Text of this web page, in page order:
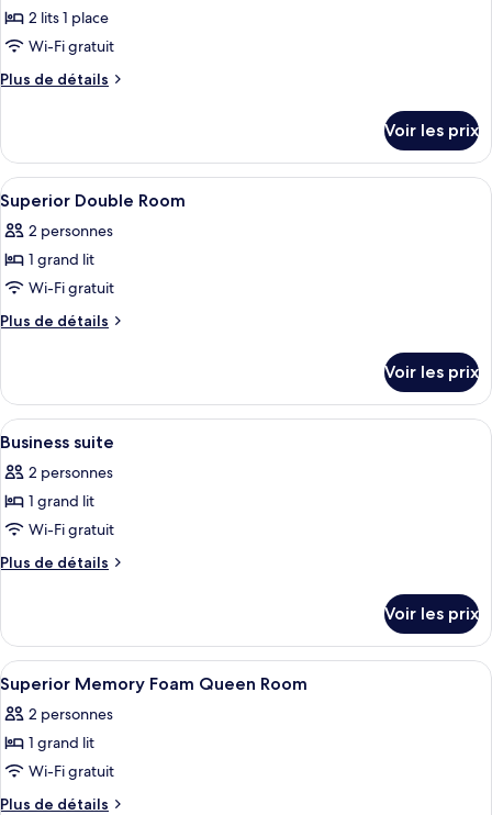
Room
photos
pour
ce
chambre :
Business
Room
(2
beds)
2 lits 1 place
Wi-Fi gratuit
Plus de détails
Plus
le
type
de
chambre
Business
Room
beds)
Voir les prix
Afficher
toutes
les
photos
pour
ce
chambre :
Superior
Double
Room
5
Superior Double Room
2 personnes
1 grand lit
Wi-Fi gratuit
Plus de détails
Plus
le
type
de
Superior
Double
Voir les prix
Afficher
toutes
les
photos
pour
ce
chambre :
Business
suite
6
Business suite
2 personnes
1 grand lit
Wi-Fi gratuit
Plus de détails
Plus
le
type
de
chambre
Business
suite
Voir les prix
Afficher
toutes
les
photos
pour
ce
4
Superior Memory Foam Queen Room
2 personnes
1 grand lit
Wi-Fi gratuit
Plus de détails
Plus